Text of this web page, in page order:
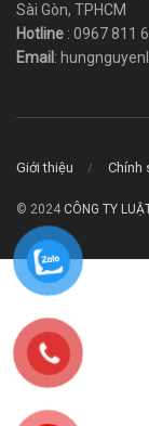
Sài Gòn, TPHCM
Hotline : 0967 811
Email :
Giới thiệu Chính
© 2024 CÔNG TY